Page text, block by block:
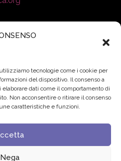
tecnologie come i cookie per
del dispositivo. Il consenso a
dati come il comportamento di
Non acconsentire o ritirare il consenso
caratteristiche e funzioni.
Nega
Bologna la nuova capitale
artificiale? Contro i nuovi
governance condivisa»
Hub Higher Education